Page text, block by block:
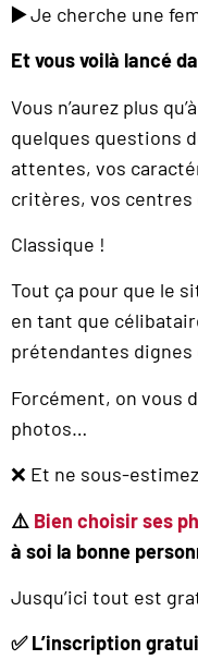
▶️Je cherche une
Et vous voilà lancé
Vous n’aurez plus
quelques questions
attentes, vos
critères, vos centres
Classique !
Tout ça pour que le
en tant que
prétendantes dignes
Forcément, on vous
photos…
❌ Et ne sous-
⚠️ Bien choisir ses
à soi la bonne
Jusqu’ici tout est
✅L’inscription